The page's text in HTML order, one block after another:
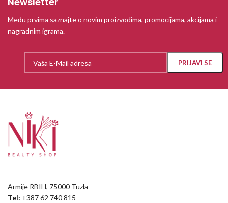
Među prvima saznajte o novim proizvodima, promocijama, akcijama i
nagradnim igrama.
Armije RBIH, 75000 Tuzla
Tel: +387 62 740 815